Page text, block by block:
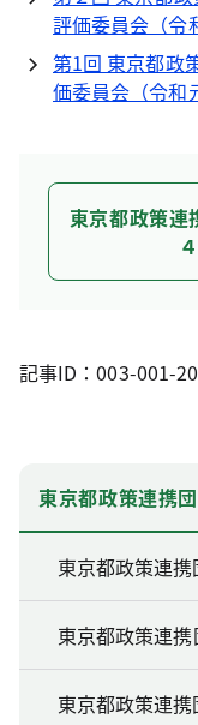
評価委員会（令
第1回 東京都政
価委員会（令和
東京都政策連
記事ID：003-001-
東京都政策連携
東京都政策連
東京都政策連
東京都政策連